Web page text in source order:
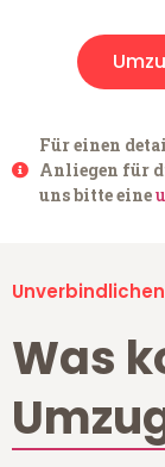
Für einen
Anliegen für
uns bitte eine
Was